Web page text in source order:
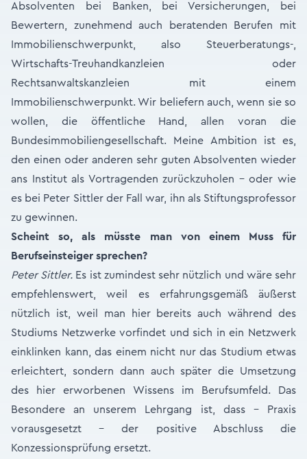
Absolventen bei Banken, bei Versicherungen, bei
Bewertern, zunehmend auch beratenden Berufen mit
Immobilienschwerpunkt, also Steuerberatungs-,
Wirtschafts-Treuhandkanzleien oder
Rechtsanwaltskanzleien mit einem
Immobilienschwerpunkt. Wir beliefern auch, wenn sie so
wollen, die öffentliche Hand, allen voran die
Bundesimmobiliengesellschaft. Meine Ambition ist es,
den einen oder anderen sehr guten Absolventen wieder
ans Institut als Vortragenden zurückzuholen – oder wie
es bei Peter Sittler der Fall war, ihn als Stiftungsprofessor
zu gewinnen.
Scheint so, als müsste man von einem Muss für
Berufseinsteiger sprechen?
Peter Sittler. Es ist zumindest sehr nützlich und wäre sehr
empfehlenswert, weil es erfahrungsgemäß äußerst
nützlich ist, weil man hier bereits auch während des
Studiums Netzwerke vorfindet und sich in ein Netzwerk
einklinken kann, das einem nicht nur das Studium etwas
erleichtert, sondern dann auch später die Umsetzung
des hier erworbenen Wissens im Berufsumfeld. Das
Besondere an unserem Lehrgang ist, dass – Praxis
vorausgesetzt – der positive Abschluss die
Konzessionsprüfung ersetzt.